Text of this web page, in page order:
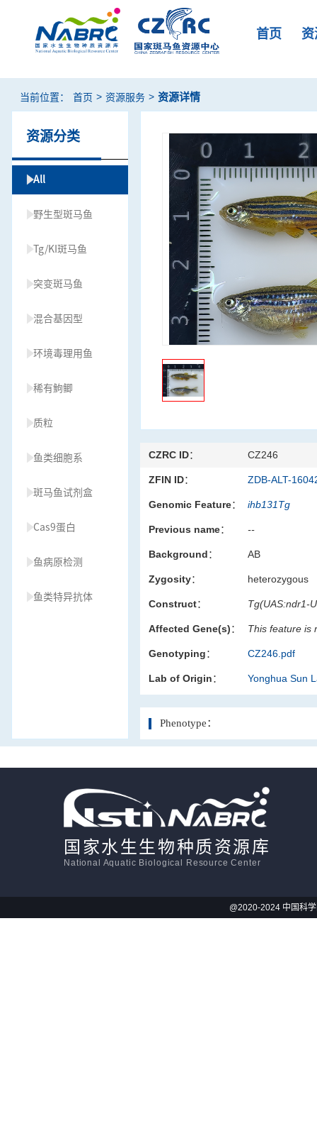
首页
当前位置： 首页 > 资源服务 > 资源详情
资源分类
All
野生型斑马鱼
Tg/KI斑马鱼
突变斑马鱼
混合基因型
环境毒理用鱼
稀有鮈鲫
质粒
鱼类细胞系
斑马鱼试剂盒
Cas9蛋白
鱼病原检测
鱼类特异抗体
CZRC ID： CZ246
ZFIN ID： ZDB-ALT-
Genomic Feature： ihb131Tg
Previous name： --
Background： AB
Zygosity： heterozygous
Construct： Tg(UAS:ndr1-
Affected Gene(s)： This feature is
Genotyping： CZ246.pdf
Lab of Origin： Yonghua Sun
Phenotype：
国家水生生物种质资源库
National Aquatic Biological Resource Center
@2020-2024 中国科